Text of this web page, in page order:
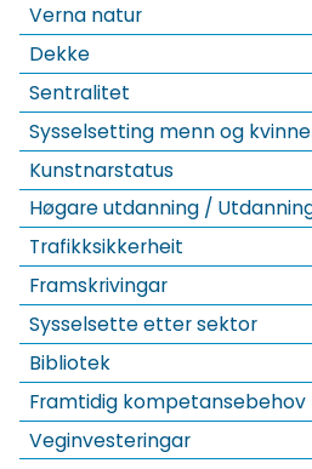
Verna natur
Dekke
Sentralitet
Sysselsetting menn og
Kunstnarstatus
Høgare utdanning /
Trafikksikkerheit
Framskrivingar
Sysselsette etter sektor
Bibliotek
Framtidig kompetansebehov
Veginvesteringar